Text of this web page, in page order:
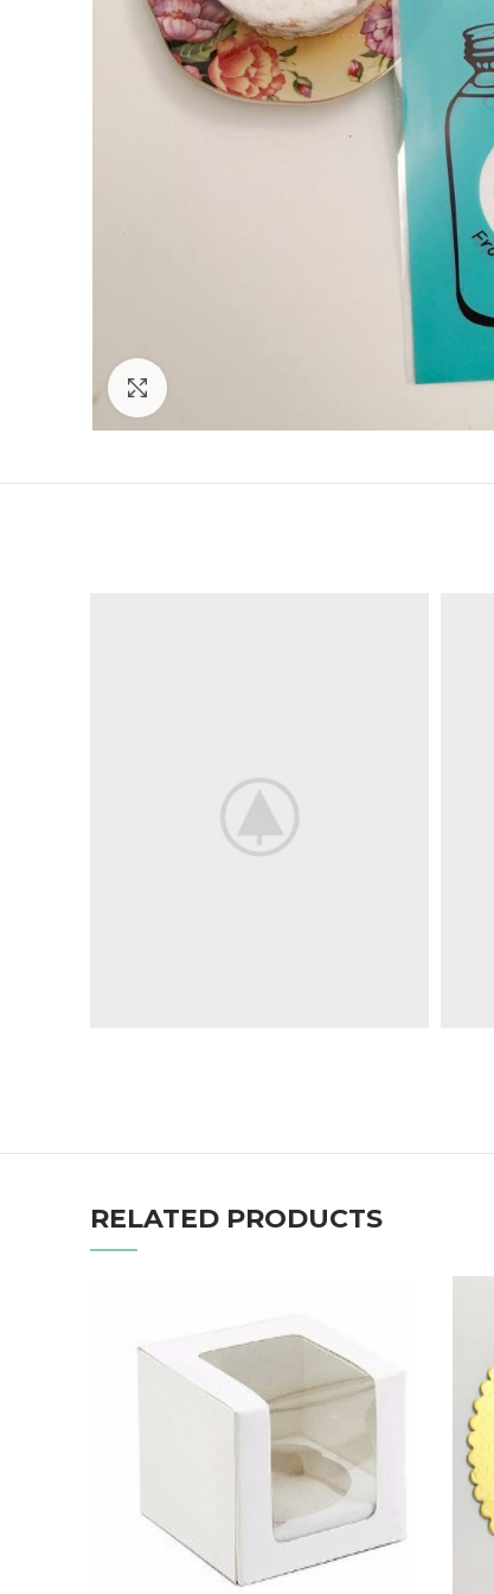
RELATED PRODUCTS